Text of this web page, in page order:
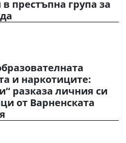
престъпна група за
и наркотиците:
разказа личния си
от Варненската